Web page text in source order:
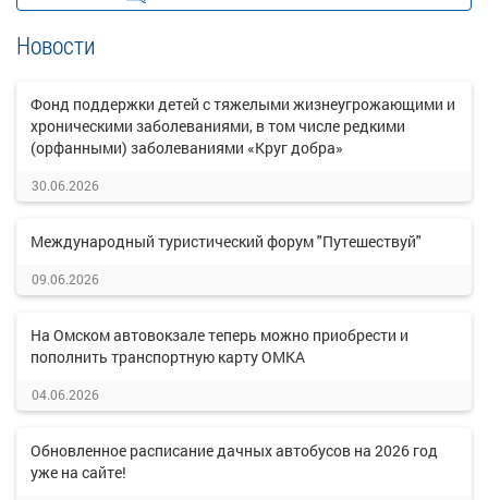
Новости
Фонд поддержки детей с тяжелыми жизнеугрожающими и
хроническими заболеваниями, в том числе редкими
(орфанными) заболеваниями «Круг добра»
30.06.2026
Международный туристический форум "Путешествуй"
09.06.2026
На Омском автовокзале теперь можно приобрести и
пополнить транспортную карту ОМКА
04.06.2026
Обновленное расписание дачных автобусов на 2026 год
уже на сайте!